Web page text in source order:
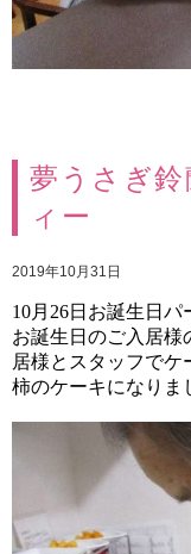
夢うさぎ
ィー
2019年10月31日
10月26日 お誕生日パ
お誕生日のご入居様
居様とスタッフでケ
柿のケーキになりま